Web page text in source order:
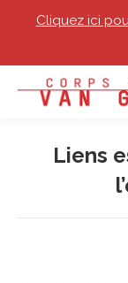
Cliquez ici
Liens